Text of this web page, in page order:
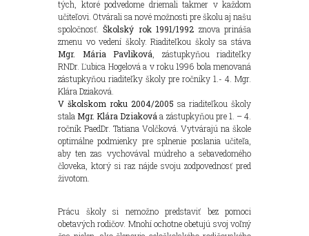
tých, ktoré podvedome driemali takmer v každom
učiteľovi. Otvárali sa nové možnosti pre školu aj našu
spoločnosť.Školský rok 1991/1992 znova prináša
zmenu vo vedení školy. Riaditeľkou školy sa stáva
Mgr. Mária Pavliková , zástupkyňou riaditeľky
RNDr. Ľubica Hogelová a v roku 1996 bola menovaná
zástupkyňou riaditeľky školy pre ročníky 1.- 4. Mgr.
Klára Dziaková.
V školskom roku 2004/2005 sa riaditeľkou školy
stala Mgr. Klára Dziakováa zástupkyňou pre 1. – 4.
ročník PaedDr. Tatiana Volčková. Vytvárajú na škole
optimálne podmienky pre splnenie poslania učiteľa,
aby ten zas vychovával múdreho a sebavedomého
človeka, ktorý si raz nájde svoju zodpovednosť pred
životom.
Prácu školy si nemožno predstaviť bez pomoci
obetavých rodičov. Mnohí ochotne obetujú svoj voľný